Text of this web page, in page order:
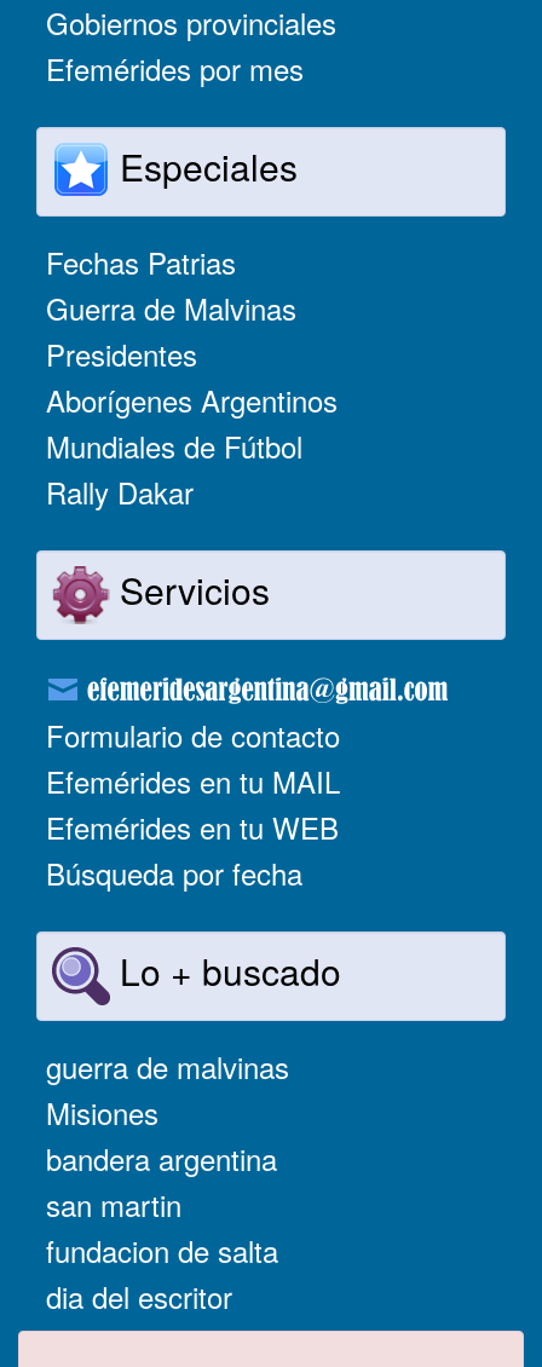
Gobiernos provinciales
Efemérides por mes
Especiales
Fechas Patrias
Guerra de Malvinas
Presidentes
Aborígenes Argentinos
Mundiales de Fútbol
Rally Dakar
Servicios
Formulario de contacto
Efemérides en tu MAIL
Efemérides en tu WEB
Búsqueda por fecha
Lo + buscado
guerra de malvinas
Misiones
bandera argentina
san martin
fundacion de salta
dia del escritor